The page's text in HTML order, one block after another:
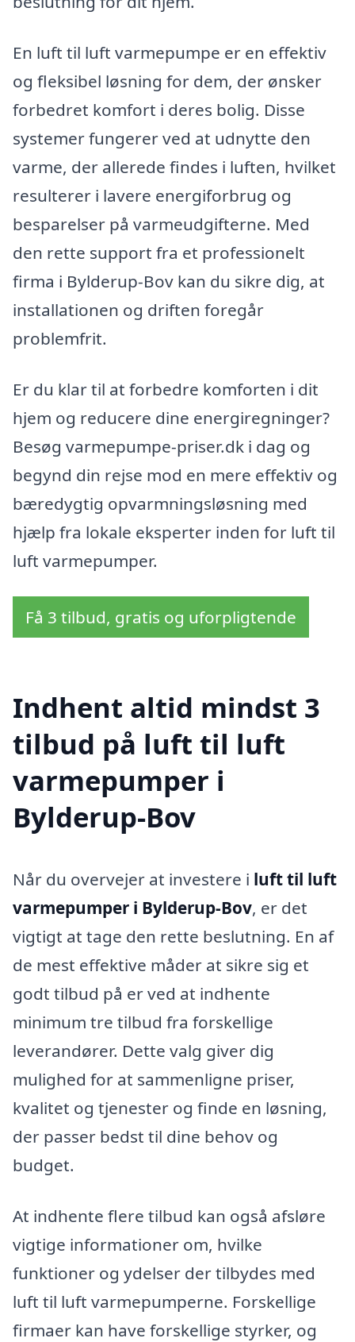
En luft til luft varmepumpe er en effektiv
og fleksibel løsning for dem, der ønsker
forbedret komfort i deres bolig. Disse
systemer fungerer ved at udnytte den
varme, der allerede findes i luften, hvilket
resulterer i lavere energiforbrug og
besparelser på varmeudgifterne. Med
den rette support fra et professionelt
firma i Bylderup-Bov kan du sikre dig, at
installationen og driften foregår
problemfrit.
Er du klar til at forbedre komforten i dit
hjem og reducere dine energiregninger?
Besøg varmepumpe-priser.dk i dag og
begynd din rejse mod en mere effektiv og
bæredygtig opvarmningsløsning med
hjælp fra lokale eksperter inden for luft til
luft varmepumper.
Få 3 tilbud, gratis og uforpligtende
Indhent altid mindst 3
tilbud på luft til luft
varmepumper i
Bylderup-Bov
Når du overvejer at investere i luft til luft
varmepumper i Bylderup-Bov, er det
vigtigt at tage den rette beslutning. En af
de mest effektive måder at sikre sig et
godt tilbud på er ved at indhente
minimum tre tilbud fra forskellige
leverandører. Dette valg giver dig
mulighed for at sammenligne priser,
kvalitet og tjenester og finde en løsning,
der passer bedst til dine behov og
budget.
At indhente flere tilbud kan også afsløre
vigtige informationer om, hvilke
funktioner og ydelser der tilbydes med
luft til luft varmepumperne. Forskellige
firmaer kan have forskellige styrker, og